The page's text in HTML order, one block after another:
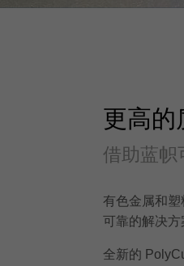
更高的
借助蓝帜
有色金属和
可靠的解决方
全新的